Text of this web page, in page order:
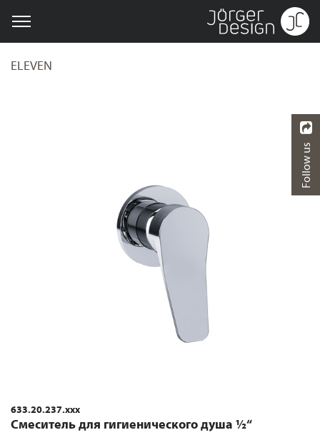
ELEVEN
633.20.237.xxx
Смеситель для гигиенического душа ½“
Follow us